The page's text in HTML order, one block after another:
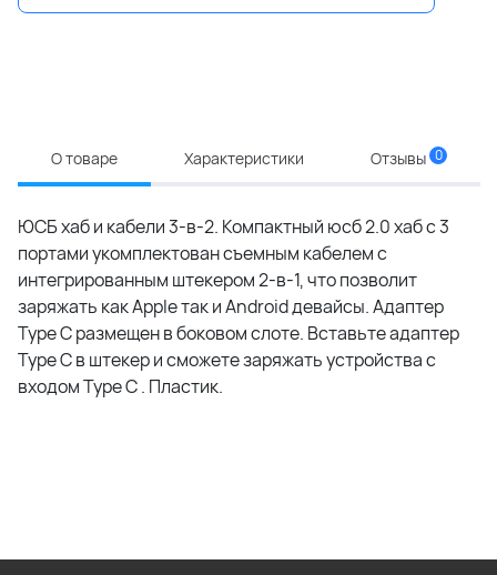
О товаре Характеристики Отзывы 0
ЮСБ хаб и кабели 3-в-2. Компактный юсб 2.0 хаб с 3
портами укомплектован съемным кабелем с
интегрированным штекером 2-в-1, что позволит
заряжать как Apple так и Android девайсы. Адаптер
Type C размещен в боковом слоте. Вставьте адаптер
Type C в штекер и сможете заряжать устройства с
входом Type C . Пластик.